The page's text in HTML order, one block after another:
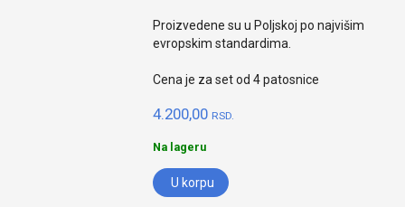
Proizvedene su u Poljskoj po najvišim
evropskim standardima.
Cena je za set od 4 patosnice
4.200,00 RSD.
Na lageru
U korpu